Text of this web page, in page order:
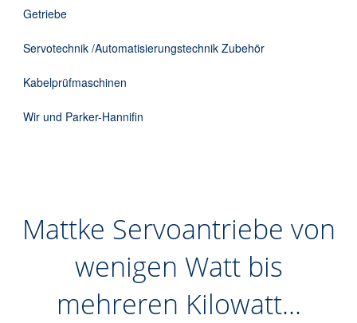
Getriebe
Servotechnik /Automatisierungstechnik Zubehör
Kabelprüfmaschinen
Wir und Parker-Hannifin
Mattke Servoantriebe von
wenigen Watt bis
mehreren Kilowatt...